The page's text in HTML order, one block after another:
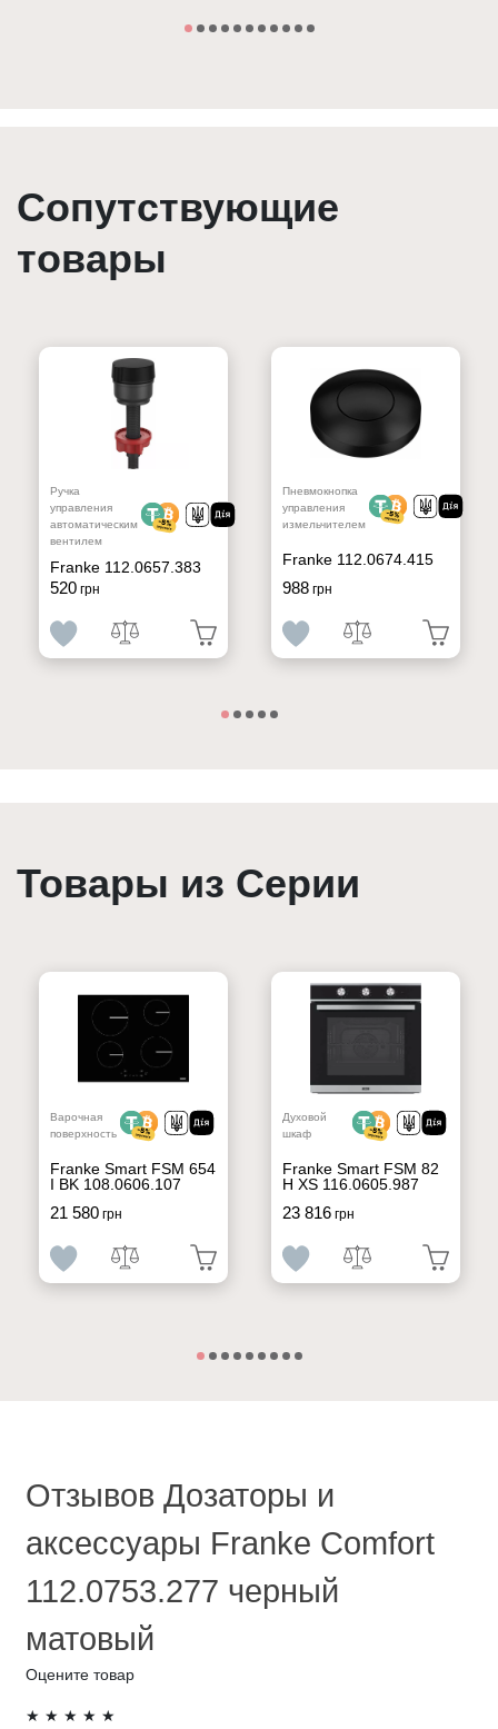
Сопутствующие
товары
Ручка
управления
автоматическим
вентилем
Franke 112.0657.383
520грн
Пневмокнопка
управления
измельчителем
Franke 112.0674.415
988грн
Товары из Серии
Варочная
поверхность
Franke Smart FSM 654
I BK 108.0606.107
21 580грн
Духовой
шкаф
Franke Smart FSM 82
H XS 116.0605.987
23 816грн
Отзывов Дозаторы и
аксессуары Franke Comfort
112.0753.277 черный
матовый
Оцените товар
★ ★ ★ ★ ★